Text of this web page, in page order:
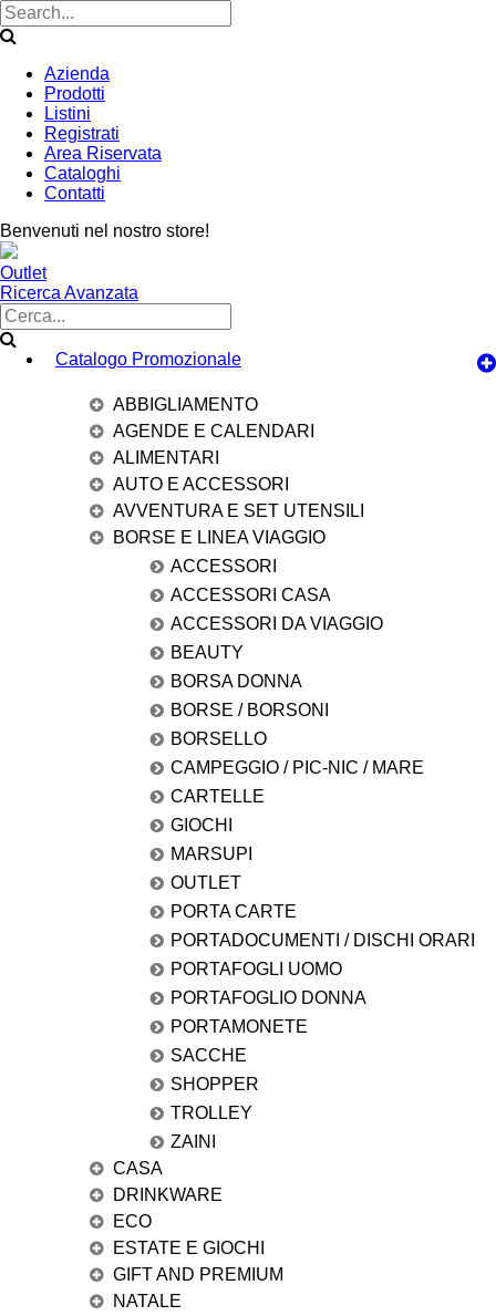
Azienda
Prodotti
Listini
Registrati
Area Riservata
Cataloghi
Contatti
Benvenuti nel nostro store!
Outlet
Ricerca Avanzata
Catalogo Promozionale
ABBIGLIAMENTO
AGENDE E CALENDARI
ALIMENTARI
AUTO E ACCESSORI
AVVENTURA E SET UTENSILI
BORSE E LINEA VIAGGIO
ACCESSORI
ACCESSORI CASA
ACCESSORI DA VIAGGIO
BEAUTY
BORSA DONNA
BORSE / BORSONI
BORSELLO
CAMPEGGIO / PIC-NIC / MARE
CARTELLE
GIOCHI
MARSUPI
OUTLET
PORTA CARTE
PORTADOCUMENTI / DISCHI ORARI
PORTAFOGLI UOMO
PORTAFOGLIO DONNA
PORTAMONETE
SACCHE
SHOPPER
TROLLEY
ZAINI
CASA
DRINKWARE
ECO
ESTATE E GIOCHI
GIFT AND PREMIUM
NATALE